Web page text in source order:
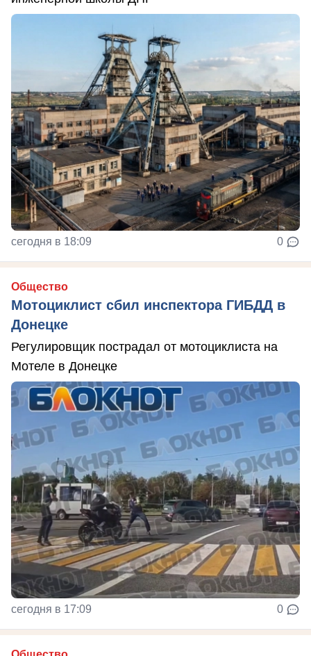
сегодня в 18:09 0
Общество
Мотоциклист сбил инспектора ГИБДД в
Донецке
Регулировщик пострадал от мотоциклиста на
Мотеле в Донецке
сегодня в 17:09 0